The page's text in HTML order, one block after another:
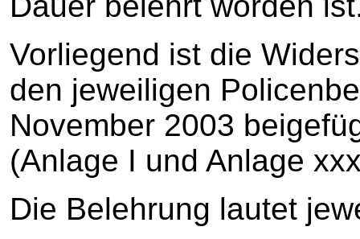
Vorliegend ist die
den jeweiligen
November 2003
(Anlage I und Anlage
Die Belehrung lautet